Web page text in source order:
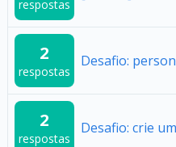
respostas
2
respostas
Desafio:
2
respostas
Desafio: crie